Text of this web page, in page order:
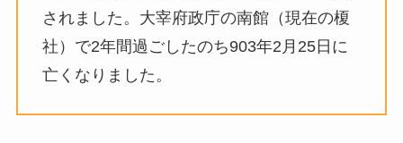
されました。大宰府政庁の南館（現在の榎
社）で2年間過ごしたのち903年2月25日に
亡くなりました。